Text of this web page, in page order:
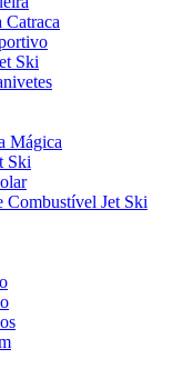
Catraca
Ski
Mágica
Ski
Combustível Jet Ski